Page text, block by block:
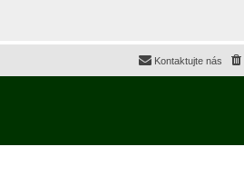
Kontaktujte nás